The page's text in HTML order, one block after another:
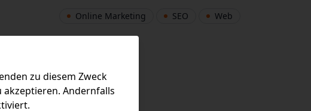
Online Marketing SEO Web
zu diesem Zweck
akzeptieren. Andernfalls